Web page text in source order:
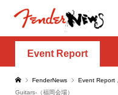
Event Report
FenderNews Event Report
Guitars-（福岡会場）